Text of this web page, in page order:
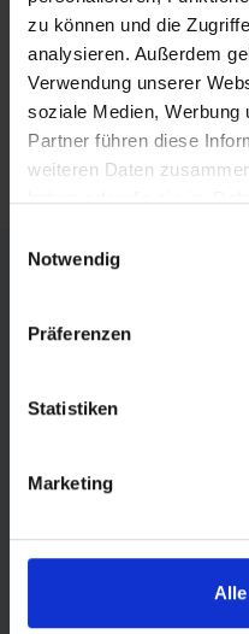
zu können und die
analysieren. Außerdem
Verwendung unserer
soziale Medien, Werbung
Partner führen diese
weiteren Daten
haben oder die sie im
Notwendig
Präferenzen
Statistiken
Marketing
mail
RSS FEED
FÖRDERER DES